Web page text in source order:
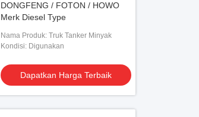
DONGFENG / FOTON / HOWO
Merk Diesel Type
Nama Produk: Truk Tanker Minyak
Kondisi: Digunakan
Dapatkan Harga Terbaik